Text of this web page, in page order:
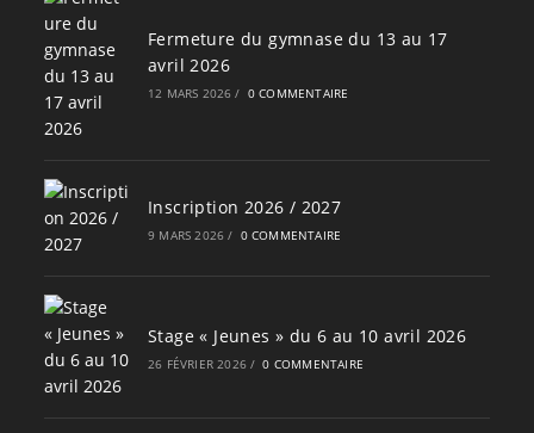
Fermeture du gymnase du 13 au 17
avril 2026
12 MARS 2026 / 0 COMMENTAIRE
Inscription 2026 / 2027
9 MARS 2026 / 0 COMMENTAIRE
Stage « Jeunes » du 6 au 10 avril 2026
26 FÉVRIER 2026 / 0 COMMENTAIRE